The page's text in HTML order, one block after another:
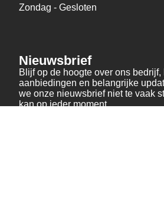
Zondag - Gesloten
Nieuwsbrief
Blijf op de hoogte over ons bedrijf,
aanbiedingen en belangrijke
we onze nieuwsbrief niet te vaak
kan op ieder moment.